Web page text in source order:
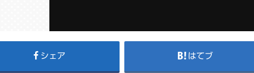
シェア はてブ